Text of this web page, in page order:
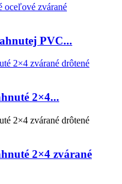
PVC...
2×4...
2×4 zvárané